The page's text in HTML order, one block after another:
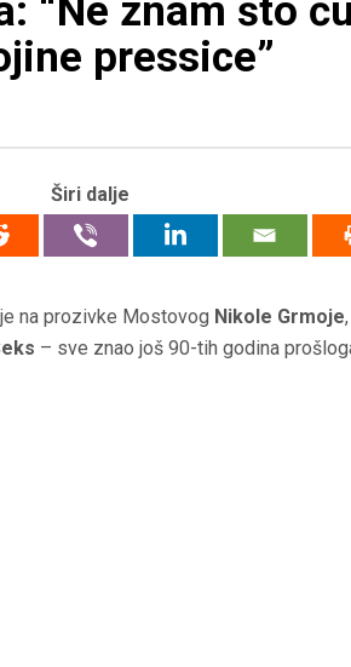
“Ne znam što
pressice”
Širi dalje
na prozivke Mostovog Nikole Grmoje
– sve znao još 90-tih godina